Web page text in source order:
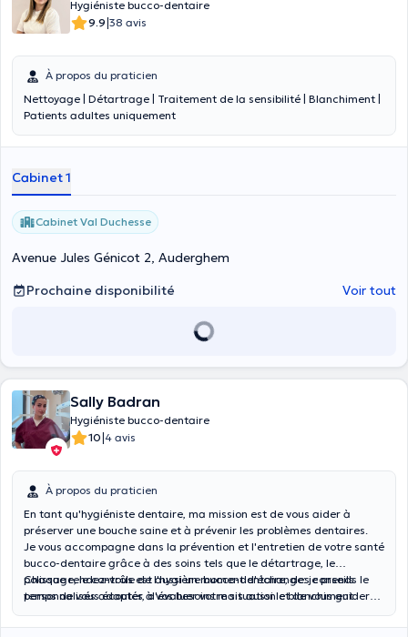
Hygiéniste bucco-dentaire
9.9|38 avis
À propos du praticien
Nettoyage | Détartrage | Traitement de la sensibilité | Blanchiment |
Patients adultes uniquement
Cabinet 1
Cabinet Val Duchesse
Avenue Jules Génicot 2, Auderghem
Prochaine disponibilité
Voir tout
Sally Badran
Hygiéniste bucco-dentaire
10|4 avis
À propos du praticien
En tant qu'hygiéniste dentaire, ma mission est de vous aider à
préserver une bouche saine et à prévenir les problèmes dentaires.
Je vous accompagne dans la prévention et l'entretien de votre santé
bucco-dentaire grâce à des soins tels que le détartrage, le
polissage, le contrôle de l'hygiène bucco-dentaire, des conseils
personnalisés adaptés à vos besoins mais aussi le blanchiment
traitement d'orthodontie afin de leur apprendre le brossage avec
Chaque rendez-vous est aussi un moment d'échange: je prends le
temps de vous écouter, d'évaluer votre situation et de vous guider
terme.